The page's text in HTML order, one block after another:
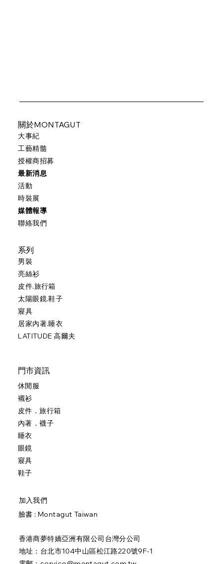
加入我們
臉書 :Montagut Taiwan
香港商夢特嬌亞洲有限公司台灣分公司
地址：台北市104中山區松江路220號9F-1
系列
男裝
亮絲衫
皮件.旅行箱
太陽眼鏡.鞋子
寢具
居家內著.睡衣
LATITUDE 高爾夫
門市資訊
休閒服
襯衫
皮件．旅行箱
內著．襪子
睡衣
眼鏡
寢具
鞋子
關於MONTAGUT
大事紀
工藝精髓
授權商招募
最新消息
活動
時裝展
媒體報導
聯絡我們